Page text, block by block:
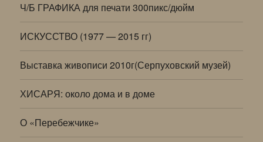
Ч/Б ГРАФИКА для печати 300пикс/дюйм
ИСКУССТВО (1977 — 2015 гг)
Выставка живописи 2010г(Серпуховский музей)
ХИСАРЯ: около дома и в доме
О «Перебежчике»